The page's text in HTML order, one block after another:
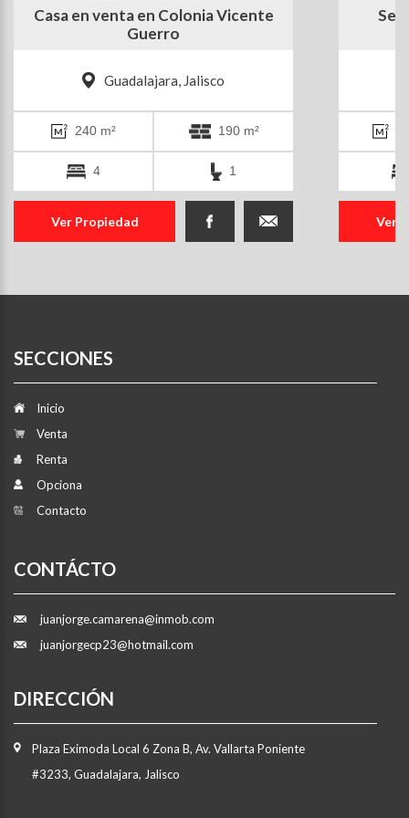
Casa en venta en Colonia Vicente
Guerro
Guadalajara, Jalisco
240 m² 190 m²
4 1
Ver Propiedad
Se
Ver
SECCIONES
Inicio
Venta
Renta
Opciona
Contacto
CONTÁCTO
juanjorge.camarena@inmob.com
juanjorgecp23@hotmail.com
DIRECCIÓN
Plaza Eximoda Local 6 Zona B, Av. Vallarta Poniente
#3233, Guadalajara, Jalisco